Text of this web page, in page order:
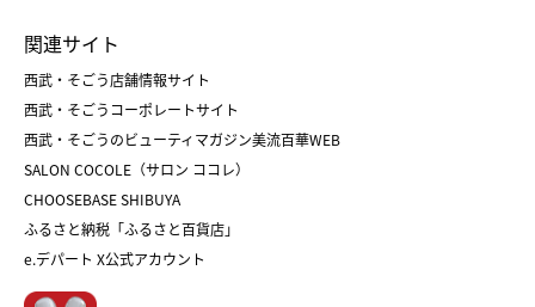
父の日
クリスマスケーキ
ホワイトデー
菓子折り
和菓子
人気のギフト
バレンタイン
ホワイトデー
おせち
フード
関連サイト
西武・そごう店舗情報サイト
西武・そごうコーポレートサイト
西武・そごうのビューティマガジン美流百華WEB
SALON COCOLE（サロン ココレ）
CHOOSEBASE SHIBUYA
ふるさと納税「ふるさと百貨店」
e.デパート X公式アカウント